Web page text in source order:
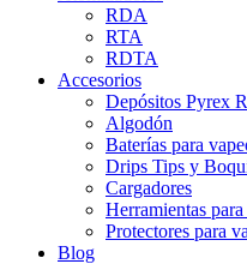
RDA
RTA
RDTA
Accesorios
Depósitos Pyrex
Algodón
Baterías para
Drips Tips y
Cargadores
Herramientas
Protectores para
Blog